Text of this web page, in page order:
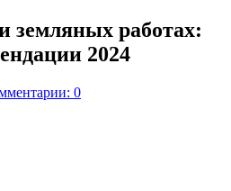
земляных работах:
2024
0